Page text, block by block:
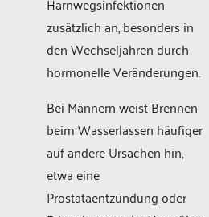
zusätzlich an, besonders in
den Wechseljahren durch
hormonelle Veränderungen.
Bei Männern weist Brennen
beim Wasserlassen häufiger
auf andere Ursachen hin,
etwa eine
Prostataentzündung oder